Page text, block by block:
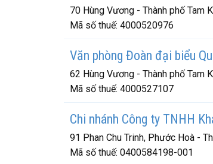
70 Hùng Vương - Thành phố Tam
Mã số thuế: 4000520976
Văn phòng Đoàn đại biểu
62 Hùng Vương - Thành phố Tam
Mã số thuế: 4000527107
Chi nhánh Công ty TNHH
91 Phan Chu Trinh, Phước Hoà -
Mã số thuế: 0400584198-001